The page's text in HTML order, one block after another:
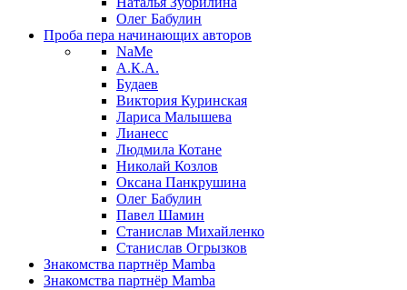
Олег Бабулин
Проба пера начинающих авторов
NaMe
А.К.А.
Будаев
Виктория Куринская
Лариса Малышева
Лианесс
Людмила Котане
Николай Козлов
Оксана Панкрушина
Олег Бабулин
Павел Шамин
Станислав Михайленко
Станислав Огрызков
Знакомства партнёр Mamba
Знакомства партнёр Mamba